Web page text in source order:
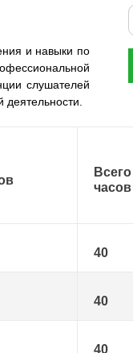
и навыки по
слушателей
Всего
часов
40
40
40